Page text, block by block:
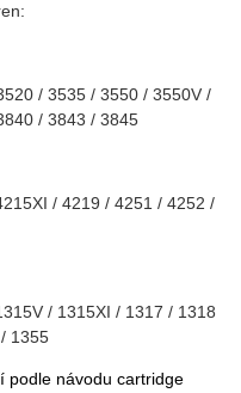
/ 3535 / 3550 / 3550V /
/ 3843 / 3845
/ 4219 / 4251 / 4252 /
/ 1315XI / 1317 / 1318
1355
podle návodu cartridge